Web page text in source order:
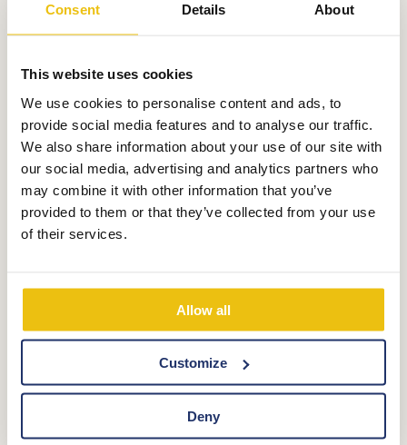
Consent Details About
This website uses cookies
We use cookies to personalise content and ads, to
provide social media features and to analyse our traffic.
We also share information about your use of our site with
our social media, advertising and analytics partners who
may combine it with other information that you’ve
provided to them or that they’ve collected from your use
of their services.
Allow all
Customize
Deny
612,-
Komfort Stellplatz
Kinderspielfeld
Kinderfeld die perfekte Wahl. Diese geräumigen
Stellplätze sind mit allem Komfort ausgestattet
und speziell für die Kleinsten unter uns gedacht. In
der Mitte des Feldes befinden sich ein Spielgerät